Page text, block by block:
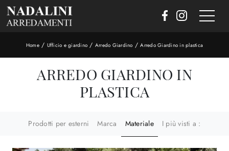
Home/ Ufficio e giardino / Arredo Giardino /Arredo Giardino in plastica
ARREDO GIARDINO IN
PLASTICA
Prodotti per esterni Marca Materiale I più visti a :